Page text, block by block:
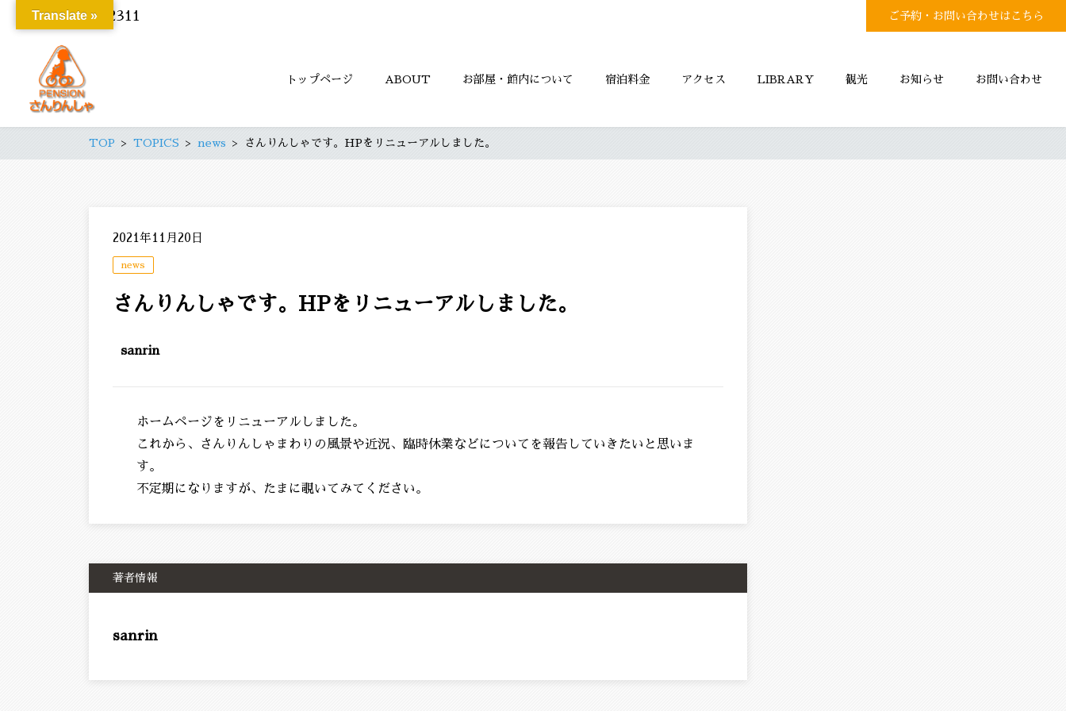
019-693-2311 ご予約・お問い合わせはこちら
トップページ ABOUT お部屋・館内について 宿泊料金 アクセス LIBRARY 観光 お知らせ お問い合わせ
TOP TOPICS news さんりんしゃです。HPをリニューアルしました。
2021年11月20日
news
さんりんしゃです。HPをリニューアルしました。
sanrin
ホームページをリニューアルしました。
これから、さんりんしゃまわりの風景や近況、臨時休業などについてを報告していきたいと思いま
す。
不定期になりますが、たまに覗いてみてください。
著者情報
sanrin
Translate »